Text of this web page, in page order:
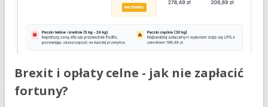
Brexit i opłaty celne - jak nie zapłacić
fortuny?